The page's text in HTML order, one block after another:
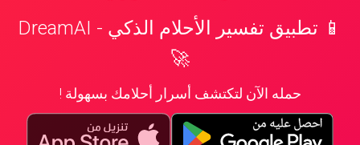
📱 تطبيق تفسير الأحلام الذكي - DreamAI
🚀
حمله الآن لتكتشف أسرار أحلامك بسهولة !